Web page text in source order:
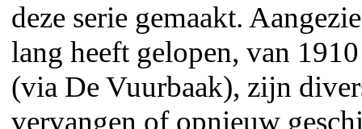
deze serie gemaakt.
lang heeft gelopen, van
(via De Vuurbaak), zijn
vervangen of opnieuw